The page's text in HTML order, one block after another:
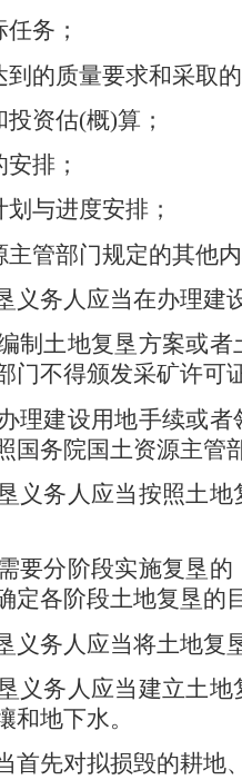
务；
的质量要求和采取的
投资估(概)算；
排；
与进度安排；
管部门规定的其他内
务人应当在办理建
制土地复垦方案或
不得颁发采矿许可证
理建设用地手续或
国务院国土资源主管
义务人应当按照土地
要分阶段实施复垦
定各阶段土地复垦的
务人应当将土地复
义务人应当建立土地
和地下水。
首先对拟损毁的耕地